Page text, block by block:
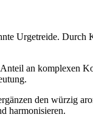
Urgetreide.
an komplexen
den würzig
harmonisieren.